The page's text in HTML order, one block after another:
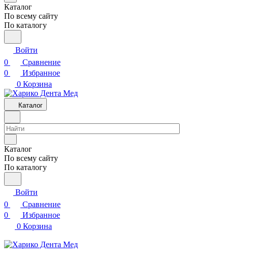
Каталог
По всему сайту
По каталогу
Войти
0
Сравнение
0
Избранное
0 Корзина
Каталог
Каталог
По всему сайту
По каталогу
Войти
0
Сравнение
0
Избранное
0 Корзина